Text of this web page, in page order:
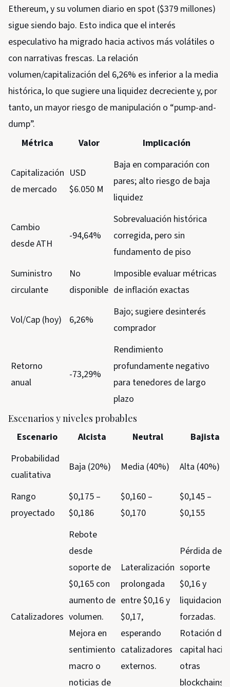
Ethereum, y su volumen diario en spot ($379 millones)
sigue siendo bajo. Esto indica que el interés
especulativo ha migrado hacia activos más volátiles o
con narrativas frescas. La relación
volumen/capitalización del 6,26% es inferior a la media
histórica, lo que sugiere una liquidez decreciente y, por
tanto, un mayor riesgo de manipulación o “pump-and-
dump”.
Métrica
Valor Implicación
Capitalización
de mercado
USD
$6.050 M
Baja en comparación con
pares; alto riesgo de baja
liquidez
Cambio
desde ATH
-94,64%
Sobrevaluación histórica
corregida, pero sin
fundamento de piso
Suministro
circulante
No
disponible
Imposible evaluar métricas
de inflación exactas
Vol/Cap (hoy) 6,26%
Bajo; sugiere desinterés
comprador
Retorno
anual
-73,29%
Rendimiento
profundamente negativo
para tenedores de largo
plazo
Escenarios y niveles probables
Escenario Alcista Neutral
Bajista
Probabilidad
cualitativa
Baja (20%) Media (40%) Alta (40%)
Rango
proyectado
$0,175 –
$0,186
$0,160 –
$0,170
$0,145 –
$0,155
Catalizadores
Rebote
desde
soporte de
$0,165 con
aumento de
volumen.
Mejora en
sentimiento
macro o
noticias de
Lateralización
prolongada
entre $0,16 y
$0,17,
esperando
catalizadores
externos.
Pérdida del
soporte
$0,16 y
liquidaciones
forzadas.
Rotación de
capital hacia
otras
blockchains.